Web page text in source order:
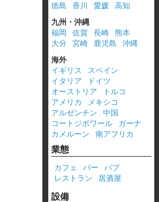
徳島
香川 愛媛
高知
九州・沖縄
福岡
佐賀 長崎
熊本
大分
宮崎 鹿児島
沖縄
海外
イギリス
スペイン
イタリア
ドイツ
オーストリア
トルコ
アメリカ
メキシコ
アルゼンチン
中国
コートジボワール
ガーナ
カメルーン
南アフリカ
業態
カフェ バー
パブ
レストラン
居酒屋
設備